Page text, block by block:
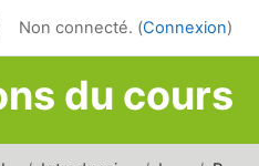
Non connecté. (Connexion)
du cours